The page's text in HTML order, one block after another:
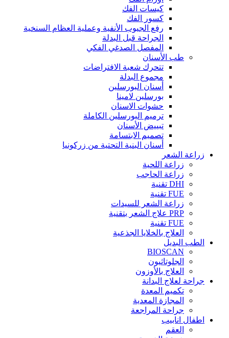
كيسات الفك
كسور الفك
رفع الجيوب الأنفية وعملية العظام السنخية
الجراحة قبل البدلة
المفصل الصدغي الفكي
طب الأسنان
تتحرك شعبة الافتراضات
مجموع البدلة
أسنان البورسلين
بورسلين لامينا
حشوات الاسنان
ترميم البورسلين الكاملة
تبييض الأسنان
تصميم الابتسامة
أسنان البنية التحتية من زركونيا
زراعة الشعر
زراعة اللحية
زراعة الحاجب
DHI تقنية
FUE تقنية
زراعة الشعر للسيدات
PRP علاج الشعر بتقنية
FUE تقنية
العلاج بالخلايا الجذعية
الطب البديل
BIOSCAN
الجلوتاثيون
العلاج بالأوزون
جراحة لعلاج البدانة
تكميم المعدة
المجازة المعدية
جراحة المراجعة
اطفال انابيب
العقم